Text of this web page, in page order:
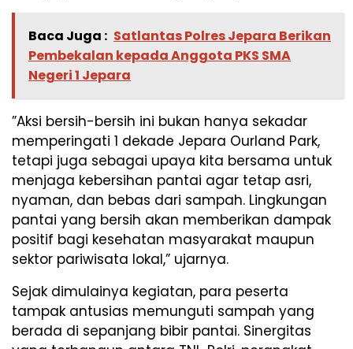
Baca Juga : Satlantas Polres Jepara Berikan
Pembekalan kepada Anggota PKS SMA
Negeri 1 Jepara
​”Aksi bersih-bersih ini bukan hanya sekadar
memperingati 1 dekade Jepara Ourland Park,
tetapi juga sebagai upaya kita bersama untuk
menjaga kebersihan pantai agar tetap asri,
nyaman, dan bebas dari sampah. Lingkungan
pantai yang bersih akan memberikan dampak
positif bagi kesehatan masyarakat maupun
sektor pariwisata lokal,” ujarnya.
​Sejak dimulainya kegiatan, para peserta
tampak antusias memunguti sampah yang
berada di sepanjang bibir pantai. Sinergitas